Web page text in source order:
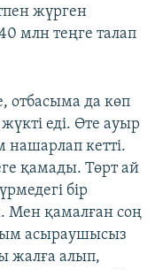
жүрген
млн теңге талап
отбасыма да көп
еді. Өте ауыр
кетті.
қамады. Төрт ай
бір
Мен қамалған соң
асыраушысыз
жалға алып,